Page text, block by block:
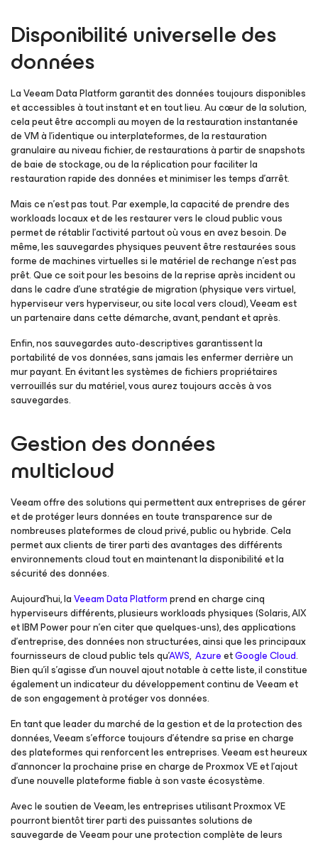
Disponibilité universelle des
données
La Veeam Data Platform garantit des données toujours disponibles
et accessibles à tout instant et en tout lieu. Au cœur de la solution,
cela peut être accompli au moyen de la restauration instantanée
de VM à l’identique ou interplateformes, de la restauration
granulaire au niveau fichier, de restaurations à partir de snapshots
de baie de stockage, ou de la réplication pour faciliter la
restauration rapide des données et minimiser les temps d’arrêt.
Mais ce n’est pas tout. Par exemple, la capacité de prendre des
workloads locaux et de les restaurer vers le cloud public vous
permet de rétablir l’activité partout où vous en avez besoin. De
même, les sauvegardes physiques peuvent être restaurées sous
forme de machines virtuelles si le matériel de rechange n’est pas
prêt. Que ce soit pour les besoins de la reprise après incident ou
dans le cadre d’une stratégie de migration (physique vers virtuel,
hyperviseur vers hyperviseur, ou site local vers cloud), Veeam est
un partenaire dans cette démarche, avant, pendant et après.
Enfin, nos sauvegardes auto-descriptives garantissent la
portabilité de vos données, sans jamais les enfermer derrière un
mur payant. En évitant les systèmes de fichiers propriétaires
verrouillés sur du matériel, vous aurez toujours accès à vos
sauvegardes.
Gestion des données
multicloud
Veeam offre des solutions qui permettent aux entreprises de gérer
et de protéger leurs données en toute transparence sur de
nombreuses plateformes de cloud privé, public ou hybride. Cela
permet aux clients de tirer parti des avantages des différents
environnements cloud tout en maintenant la disponibilité et la
sécurité des données.
Aujourd’hui, laVeeam Data Platformprend en charge cinq
hyperviseurs différents, plusieurs workloads physiques (Solaris, AIX
et IBM Power pour n’en citer que quelques-uns), des applications
d’entreprise, des données non structurées, ainsi que les principaux
fournisseurs de cloud public tels qu’AWS, AzureetGoogle Cloud.
Bien qu’il s’agisse d’un nouvel ajout notable à cette liste, il constitue
également un indicateur du développement continu de Veeam et
de son engagement à protéger vos données.
En tant que leader du marché de la gestion et de la protection des
données, Veeam s’efforce toujours d’étendre sa prise en charge
des plateformes qui renforcent les entreprises. Veeam est heureux
d’annoncer la prochaine prise en charge de Proxmox VE et l’ajout
d’une nouvelle plateforme fiable à son vaste écosystème.
Avec le soutien de Veeam, les entreprises utilisant Proxmox VE
pourront bientôt tirer parti des puissantes solutions de
sauvegarde de Veeam pour une protection complète de leurs